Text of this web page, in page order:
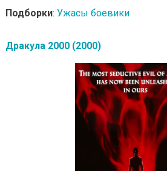
Подборки: Ужасы боевики
Дракула 2000 (2000)